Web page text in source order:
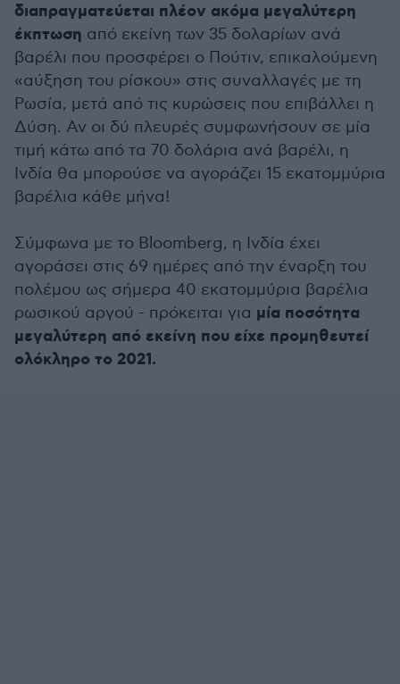
διαπραγματεύεται πλέον ακόμα μεγαλύτερη
έκπτωση από εκείνη των 35 δολαρίων ανά
βαρέλι που προσφέρει ο Πούτιν, επικαλούμενη
«αύξηση του ρίσκου» στις συναλλαγές με τη
Ρωσία, μετά από τις κυρώσεις που επιβάλλει η
Δύση. Αν οι δύ πλευρές συμφωνήσουν σε μία
τιμή κάτω από τα 70 δολάρια ανά βαρέλι, η
Ινδία θα μπορούσε να αγοράζει 15 εκατομμύρια
βαρέλια κάθε μήνα!
Σύμφωνα με το Bloomberg, η Ινδία έχει
αγοράσει στις 69 ημέρες από την έναρξη του
πολέμου ως σήμερα 40 εκατομμύρια βαρέλια
ρωσικού αργού - πρόκειται για μία ποσότητα
μεγαλύτερη από εκείνη που είχε προμηθευτεί
ολόκληρο το 2021.